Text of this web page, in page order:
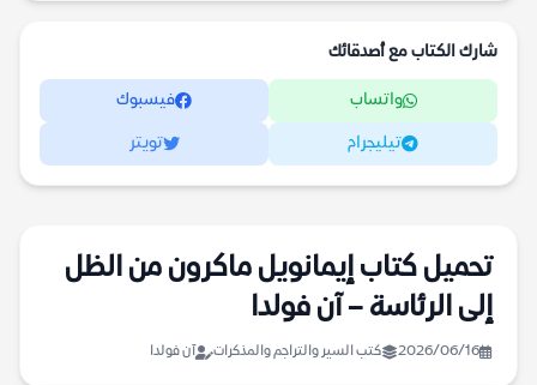
شارك الكتاب مع أصدقائك
واتساب فيسبوك
تيليجرام تويتر
تحميل كتاب إيمانويل ماكرون من الظل
إلى الرئاسة – آن فولدا
2026/06/16 كتب السير والتراجم والمذكرات آن فولدا